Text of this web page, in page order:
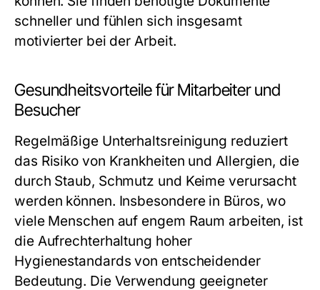
schneller und fühlen sich insgesamt
motivierter bei der Arbeit.
Gesundheitsvorteile für Mitarbeiter und
Besucher
Regelmäßige Unterhaltsreinigung reduziert
das Risiko von Krankheiten und Allergien, die
durch Staub, Schmutz und Keime verursacht
werden können. Insbesondere in Büros, wo
viele Menschen auf engem Raum arbeiten, ist
die Aufrechterhaltung hoher
Hygienestandards von entscheidender
Bedeutung. Die Verwendung geeigneter